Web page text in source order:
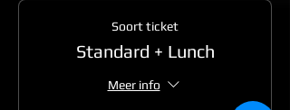
Soort ticket
Standard + Lunch
Meer info